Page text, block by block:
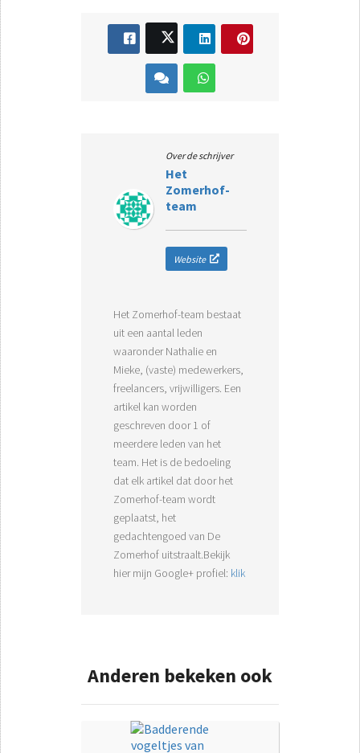
Over de schrijver
Het
Zomerhof-
team
Website
Het Zomerhof-team bestaat
uit een aantal leden
waaronder Nathalie en
Mieke, (vaste) medewerkers,
freelancers, vrijwilligers. Een
artikel kan worden
geschreven door 1 of
meerdere leden van het
team. Het is de bedoeling
dat elk artikel dat door het
Zomerhof-team wordt
geplaatst, het
gedachtengoed van De
Zomerhof uitstraalt.Bekijk
hier mijn Google+ profiel: klik
Anderen bekeken ook